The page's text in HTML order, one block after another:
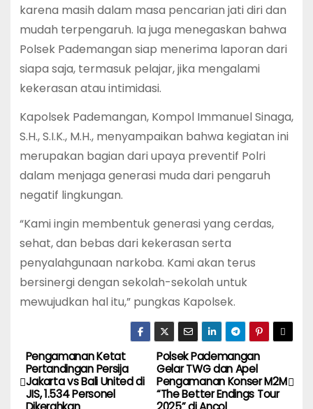
karena masih dalam masa pencarian jati diri dan
mudah terpengaruh. Ia juga menegaskan bahwa
Polsek Pademangan siap menerima laporan dari
siapa saja, termasuk pelajar, jika mengalami
kekerasan atau intimidasi.
Kapolsek Pademangan, Kompol Immanuel Sinaga,
S.H., S.I.K., M.H., menyampaikan bahwa kegiatan ini
merupakan bagian dari upaya preventif Polri
dalam menjaga generasi muda dari pengaruh
negatif lingkungan.
“Kami ingin membentuk generasi yang cerdas,
sehat, dan bebas dari kekerasan serta
penyalahgunaan narkoba. Kami akan terus
bersinergi dengan sekolah-sekolah untuk
mewujudkan hal itu,” pungkas Kapolsek.
P
o
Polsek Pademangan
Gelar TWG dan Apel
Pengamanan Konser M2M
“The Better Endings Tour
Pengamanan Ketat
Pertandingan Persija
Jakarta vs Bali United di
JIS, 1.534 Personel